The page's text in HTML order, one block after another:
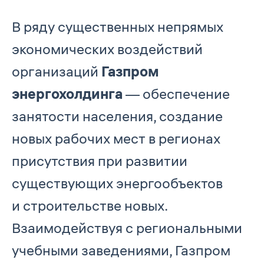
В ряду существенных непрямых
экономических воздействий
организаций Газпром
энергохолдинга — обеспечение
занятости населения, создание
новых рабочих мест в регионах
присутствия при развитии
существующих энергообъектов
и строительстве новых.
Взаимодействуя с региональными
учебными заведениями, Газпром